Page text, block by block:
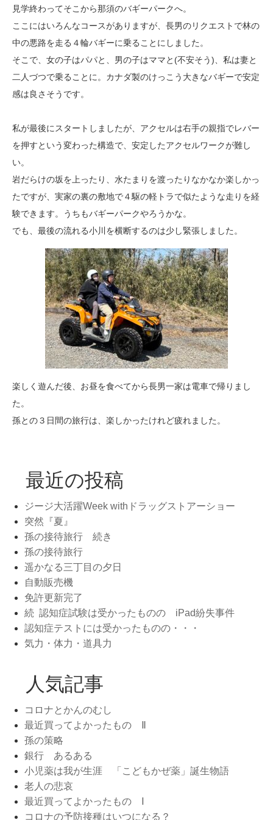
見学終わってそこから那須のバギーパークへ。
ここにはいろんなコースがありますが、長男のリクエストで林の
中の悪路を走る４輪バギーに乗ることにしました。
そこで、女の子はパパと、男の子はママと(不安そう)、私は妻と
二人づつで乗ることに。カナダ製のけっこう大きなバギーで安定
感は良さそうです。
私が最後にスタートしましたが、アクセルは右手の親指でレバー
を押すという変わった構造で、安定したアクセルワークが難し
い。
岩だらけの坂を上ったり、水たまりを渡ったりなかなか楽しかっ
たですが、実家の裏の敷地で４駆の軽トラで似たような走りを経
験できます。うちもバギーパークやろうかな。
でも、最後の流れる小川を横断するのは少し緊張しました。
楽しく遊んだ後、お昼を食べてから長男一家は電車で帰りまし
た。
孫との３日間の旅行は、楽しかったけれど疲れました。
最近の投稿
ジージ大活躍Week withドラッグストアーショー
突然『夏』
孫の接待旅行 続き
孫の接待旅行
遥かなる三丁目の夕日
自動販売機
免許更新完了
続 認知症試験は受かったものの iPad紛失事件
認知症テストには受かったものの・・・
気力・体力・道具力
人気記事
コロナとかんのむし
最近買ってよかったもの Ⅱ
孫の策略
銀行 あるある
小児薬は我が生涯 「こどもかぜ薬」誕生物語
老人の悲哀
最近買ってよかったもの Ⅰ
コロナの予防接種はいつになる？